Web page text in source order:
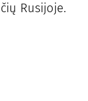
Rusijoje.